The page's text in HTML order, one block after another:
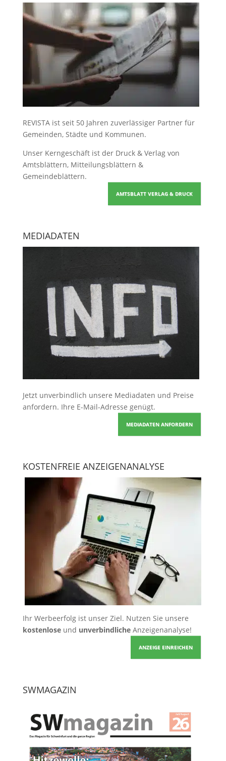
REVISTA ist seit 50 Jahren zuverlässiger Partner für
Gemeinden, Städte und Kommunen.
Unser Kerngeschäft ist der Druck & Verlag von
Amtsblättern, Mitteilungsblättern &
Gemeindeblättern.
AMTSBLATT VERLAG & DRUCK
MEDIADATEN
Jetzt unverbindlich unsere Mediadaten und Preise
anfordern. Ihre E-Mail-Adresse genügt.
MEDIADATEN ANFORDERN
KOSTENFREIE ANZEIGENANALYSE
Ihr Werbeerfolg ist unser Ziel. Nutzen Sie unsere
kostenloseund unverbindlicheAnzeigenanalyse!
ANZEIGE EINREICHEN
SWMAGAZIN